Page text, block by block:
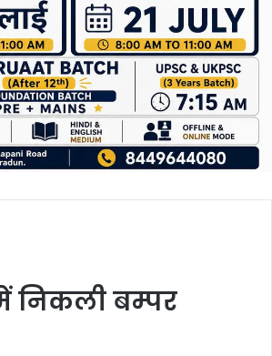
निकली बम्पर